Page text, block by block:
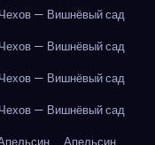
— Вишнёвый сад
— Вишнёвый сад
— Вишнёвый сад
— Вишнёвый сад